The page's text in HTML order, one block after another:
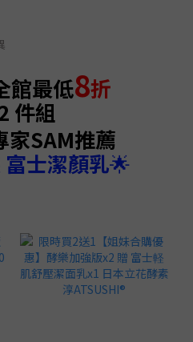
館最低8折
件組
家SAM推薦
富士潔顏乳🌟